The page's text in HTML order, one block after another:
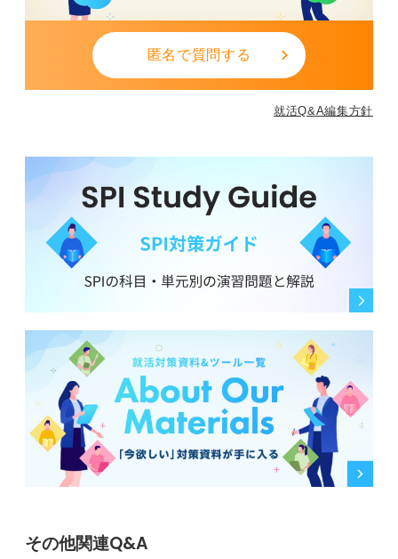
匿名で質問する
就活Q&A編集方針
その他関連Q&A